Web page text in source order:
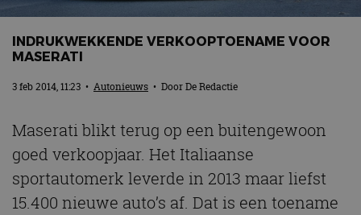
MotorRAI.nl
INDRUKWEKKENDE VERKOOPTOENAME VOOR
MASERATI
3 feb 2014, 11:23 • Autonieuws • DoorDe Redactie
Maserati blikt terug op een buitengewoon
goed verkoopjaar. Het Italiaanse
sportautomerk leverde in 2013 maar liefst
15.400 nieuwe auto’s af. Dat is een toename